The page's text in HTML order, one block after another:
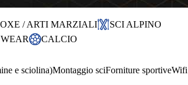
/ ARTI MARZIALI
SCI ALPINO
CALCIO
e sciolina)Montaggio sciForniture sportiveWifi